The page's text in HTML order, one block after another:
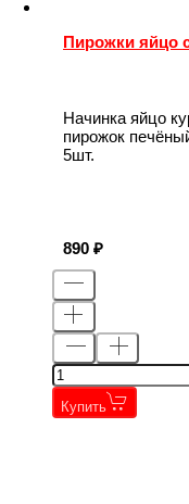
Пирожки яйцо
Начинка яйцо
пирожок
5шт.
890
Купить